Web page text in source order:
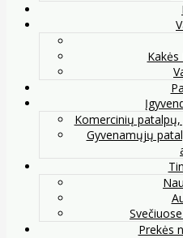
Komercinių
Gyvenamųjų
Prekės